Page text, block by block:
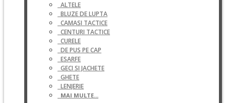
ALTELE
BLUZE DE LUPTA
CAMASI TACTICE
CENTURI TACTICE
CURELE
DE PUS PE CAP
ESARFE
GECI SI JACHETE
GHETE
LENJERIE
MAI MULTE...